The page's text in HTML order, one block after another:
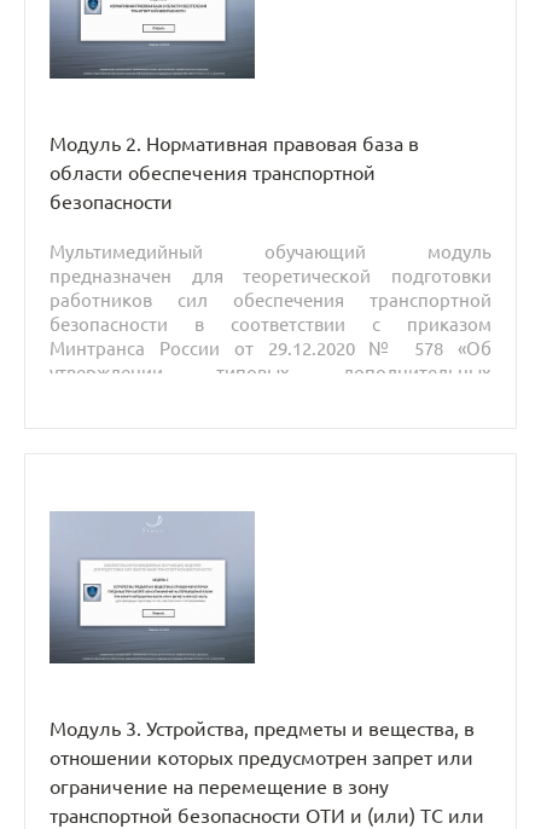
Модуль 2. Нормативная правовая база в
области обеспечения транспортной
безопасности
Мультимедийный обучающий модуль
предназначен для теоретической подготовки
работников сил обеспечения транспортной
безопасности в соответствии с приказом
Минтранса России от 29.12.2020 № 578 «Об
утверждении типовых дополнительных
Модуль 3. Устройства, предметы и вещества, в
отношении которых предусмотрен запрет или
ограничение на перемещение в зону
транспортной безопасности ОТИ и (или) ТС или